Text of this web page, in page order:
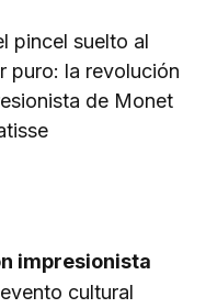
impresionista
cultural